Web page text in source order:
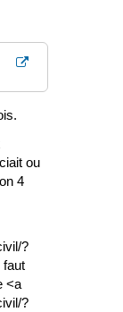
ou
4
?
faut
<a
?